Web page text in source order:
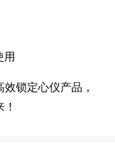
用
锁定心仪产品，